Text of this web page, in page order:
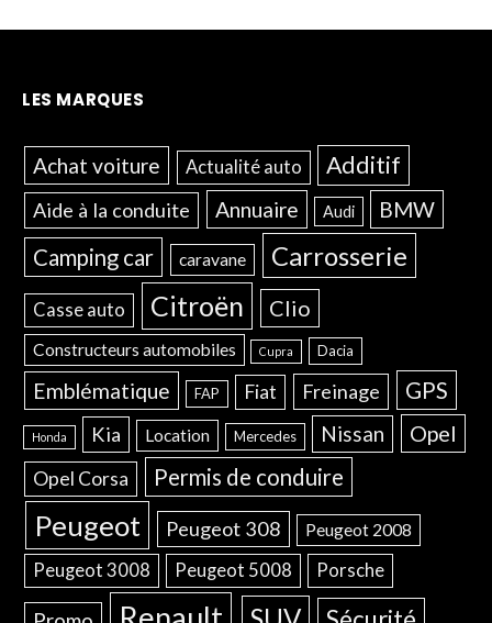
LES MARQUES
Achat voiture Actualité auto Additif
Aide à la conduite Annuaire Audi BMW
Camping car caravane Carrosserie
Casse auto Citroën Clio
Constructeurs automobiles Cupra Dacia
Emblématique FAP Fiat Freinage GPS
Honda Kia Location Mercedes Nissan Opel
Opel Corsa Permis de conduire
Peugeot Peugeot 308 Peugeot 2008
Peugeot 3008 Peugeot 5008 Porsche